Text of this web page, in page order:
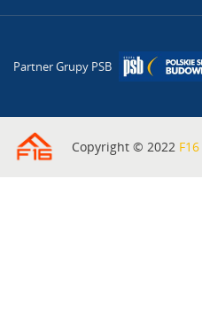
Partner Grupy PSB
Copyright © 2022 F16